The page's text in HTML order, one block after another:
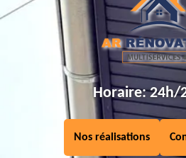
Horaire: 24h/
Nos réalisations